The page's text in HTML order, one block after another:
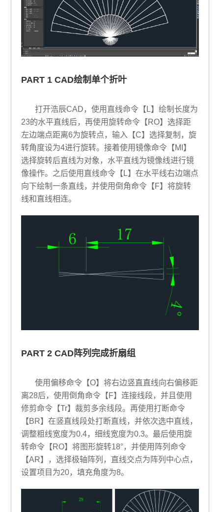
PART 1 CAD绘制单个折叶
打开浩辰CAD，使用直线命令【L】绘制长度为
23的水平直线后，再使用旋转命令【RO】选择距
左边端点距离6为旋转点，输入【C】选择复制，旋
转角度设为4进行旋转。接着使用镜像命令【MI】
选择旋转后直线为对象，水平直线为镜像线进行镜
像操作。之后使用直线命令【L】在水平线右边端点
向下绘制一条直线，并使用倒角命令【F】将旋转
线和直线相连。
PART 2 CAD阵列完成折扇组
使用偏移命令【O】将右边竖直直线向右偏移距
离28后，使用倒角命令【F】连接线段，并且使用
修剪命令【Tr】裁剪多余线段。再使用打断命令
【BR】在竖直线段处打断直线，并依次选中直线，
调整粗线宽度为0.4，细线宽度为0.3。最后使用旋
转命令【RO】将图形旋转18°，并使用阵列命令
【AR】，选择极轴阵列，直线交点为阵列中心点，
设置项目为20，填充角度为8。